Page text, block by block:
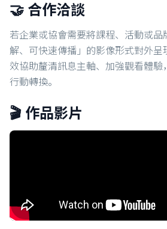
🤝 合作洽談
若企業或協會需要將課程、活動或品
解、可快速傳播」的影像形式對外呈
效協助釐清訊息主軸、加強觀看體驗
行動轉換。
🎬 作品影片